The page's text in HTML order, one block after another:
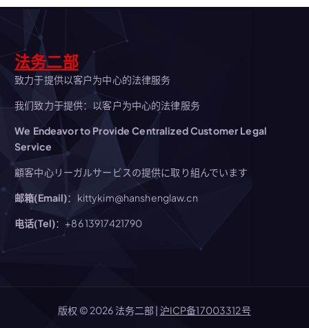
法务二部
致力于提供以客户为中心的法律服务
我们致力于提供：以客户为中心的法律服务
We Endeavor to Provide Centralized Customer Legal
Service
顧客中心リーガルサービスの提供に取り組んでいます
邮箱(Email)：kittykim@hanshenglaw.cn
电话(Tel)：+86 13917421790
版权 © 2026 法务二部 | 沪ICP备17003312号